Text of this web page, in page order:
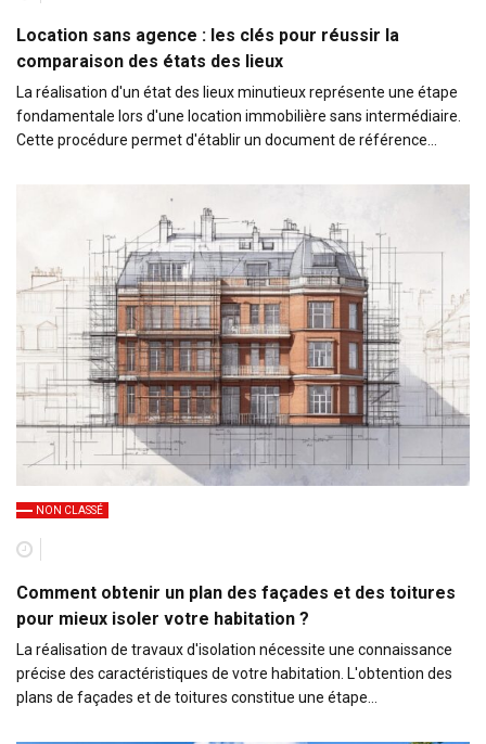
Location sans agence : les clés pour réussir la
comparaison des états des lieux
La réalisation d'un état des lieux minutieux représente une étape
fondamentale lors d'une location immobilière sans intermédiaire.
Cette procédure permet d'établir un document de référence…
NON CLASSÉ
Comment obtenir un plan des façades et des toitures
pour mieux isoler votre habitation ?
La réalisation de travaux d'isolation nécessite une connaissance
précise des caractéristiques de votre habitation. L'obtention des
plans de façades et de toitures constitue une étape…